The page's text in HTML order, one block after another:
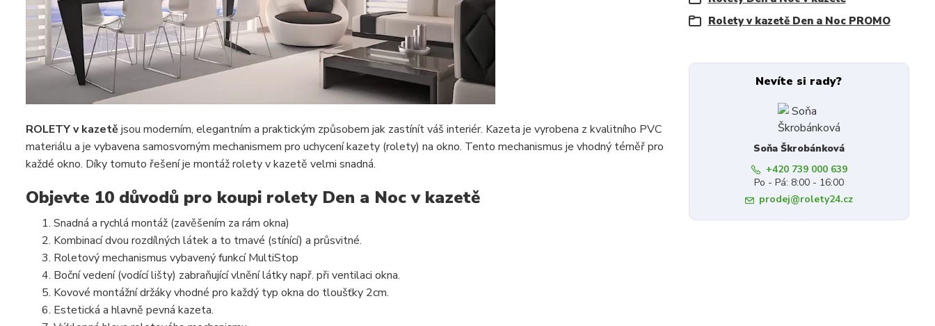
ROLETY v kazetě jsou moderním, elegantním a praktickým způsobem jak zastínít váš interiér. Kazeta je vyrobena z kvalitního PVC
materiálu a je vybavena samosvorným mechanismem pro uchycení kazety (rolety) na okno. Tento mechanismus je vhodný téměř pro
každé okno. Díky tomuto řešení je montáž rolety v kazetě velmi snadná.
Objevte 10 důvodů pro koupi rolety Den a Noc v kazetě
Snadná a rychlá montáž (zavěšením za rám okna)
Kombinací dvou rozdílných látek a to tmavé (stínící) a průsvitné.
Roletový mechanismus vybavený funkcí MultiStop
Boční vedení (vodící lišty) zabraňující vlnění látky např. při ventilaci okna.
Kovové montážní držáky vhodné pro každý typ okna do tloušťky 2cm.
Estetická a hlavně pevná kazeta.
Rolety v kazetě Den a Noc PROMO
Nevíte si rady?
Soňa Škrobánková
+420 739 000 639
Po - Pá: 8:00 - 16:00
prodej@rolety24.cz